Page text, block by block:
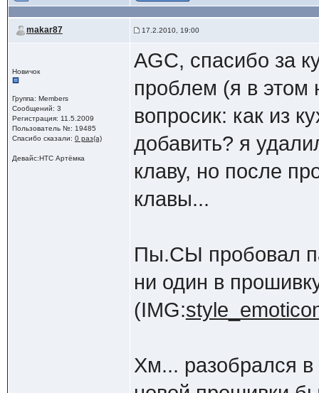
makar87 17.2.2010, 19:00
Новичок
Группа: Members
Сообщений: 3
Регистрация: 11.5.2009
Пользователь №: 19485
Спасибо сказали: 0 раз(а)
Девайс:HTC Артёмка
AGC, спасибо за
проблем (я в этом
вопросик: как из
добавить? я
клаву, но после
клавы...
Пы.СЫ пробовал
ни один в
(IMG:
Хм... разобрался